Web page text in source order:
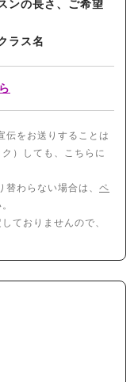
ンの長さ、ご希望
ラス名
伝をお送りすることは
）しても、こちらに
わらない場合は、 ペ
ておりませんので、